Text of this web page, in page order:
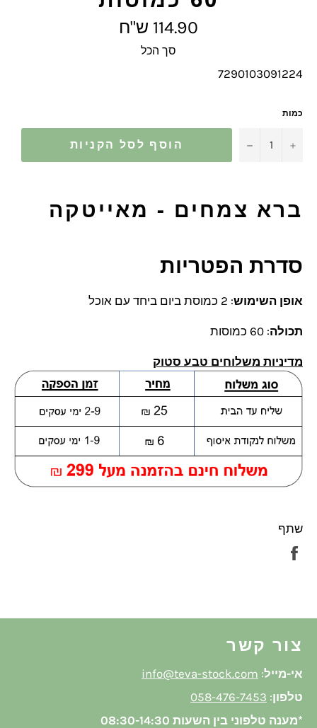
מחיר
מלא
114.90 ש"ח
סך הכל
7290103091224
כמות
− + הוסף לסל הקניות
ברא צמחים - מאייטקה
סדרת הפטריות
אופן השימוש: 2 כמוסת ביום ביחד עם אוכל
תכולה: 60 כמוסות
מדיניות משלוחים טבע סטוק
שתף
צור קשר
אי-מייל:
info@teva-stock.com
טלפון:
058-476-7453
*מענה טלפוני בין השעות 08:30-14:30